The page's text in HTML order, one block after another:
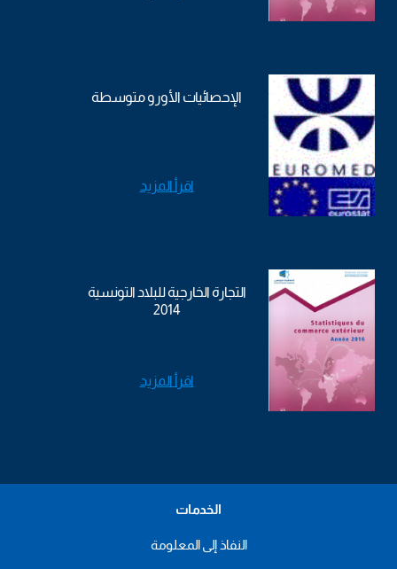
الإحصائيات الأورو متوسطة
اقرأ المزيد
التجارة الخارجية للبلاد التونسية
2014
اقرأ المزيد
الخدمات
النفاذ إلى المعلومة